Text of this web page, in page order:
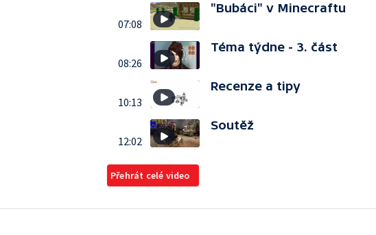
07:08
"Bubáci" v Minecraftu
08:26
Téma týdne - 3. část
10:13
Recenze a tipy
12:02
Soutěž
Přehrát celé video